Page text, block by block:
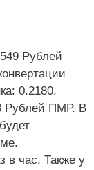
Рублей
0.2180.
Рублей ПМР. В
в час. Также у